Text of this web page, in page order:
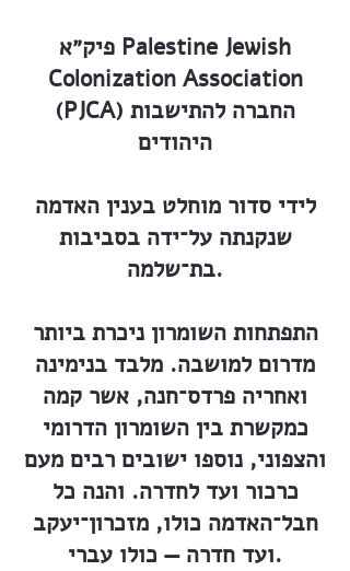
פיק״א Palestine Jewish
Colonization Association
(PJCA) החברה להתישבות
היהודים
לידי סדור מוחלט בענין האדמה
שנקנתה על־ידה בסביבות
בת־שלמה.
התפתחות השומרון ניכרת ביותר
מדרום למושבה. מלבד בנימינה
ואחריה פרדס־חנה, אשר קמה
כמקשרת בין השומרון הדרומי
והצפוני, נוספו ישובים רבים מעם
כרכור ועד לחדרה. והנה כל
חבל־האדמה כולו, מזכרון־יעקב
ועד חדרה — כולו עברי.